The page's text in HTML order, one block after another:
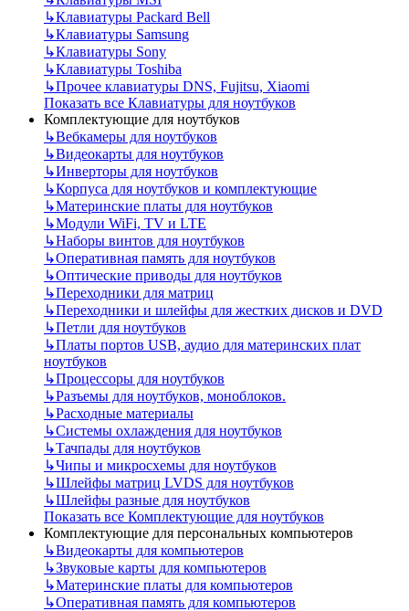
↳Клавиатуры Packard Bell
↳Клавиатуры Samsung
↳Клавиатуры Sony
↳Клавиатуры Toshiba
↳Прочее клавиатуры DNS, Fujitsu, Xiaomi
Показать все Клавиатуры для ноутбуков
Комплектующие для ноутбуков
↳Вебкамеры для ноутбуков
↳Видеокарты для ноутбуков
↳Инверторы для ноутбуков
↳Корпуса для ноутбуков и комплектующие
↳Материнские платы для ноутбуков
↳Модули WiFi, TV и LTE
↳Наборы винтов для ноутбуков
↳Оперативная память для ноутбуков
↳Оптические приводы для ноутбуков
↳Переходники для матриц
↳Переходники и шлейфы для жестких дисков и DVD
↳Петли для ноутбуков
↳Платы портов USB, аудио для материнских плат
ноутбуков
↳Процессоры для ноутбуков
↳Разъемы для ноутбуков, моноблоков.
↳Расходные материалы
↳Системы охлаждения для ноутбуков
↳Тачпады для ноутбуков
↳Чипы и микросхемы для ноутбуков
↳Шлейфы матриц LVDS для ноутбуков
↳Шлейфы разные для ноутбуков
Показать все Комплектующие для ноутбуков
Комплектующие для персональных компьютеров
↳Видеокарты для компьютеров
↳Звуковые карты для компьютеров
↳Материнские платы для компьютеров
↳Оперативная память для компьютеров